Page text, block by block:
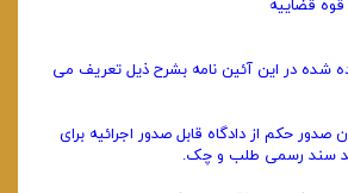
شده در این آئین‌ نامه بشرح ذیل تعریف می‌
حکم از دادگاه قابل صدور اجرائیه برای
سند رسمی طلب و چک.